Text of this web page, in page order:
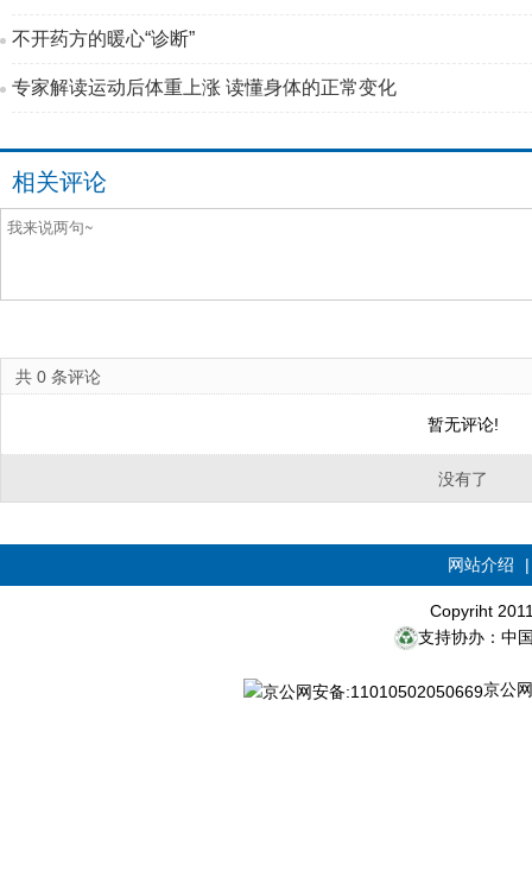
不开药方的暖心“诊断”
专家解读运动后体重上涨 读懂身体的正常变化
相关评论
共 0 条评论
暂无评论!
没有了
网站介绍
Copyriht
支持协办：中
京公